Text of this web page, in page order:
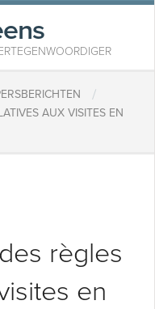
/
AUX VISITES EN
règles
en